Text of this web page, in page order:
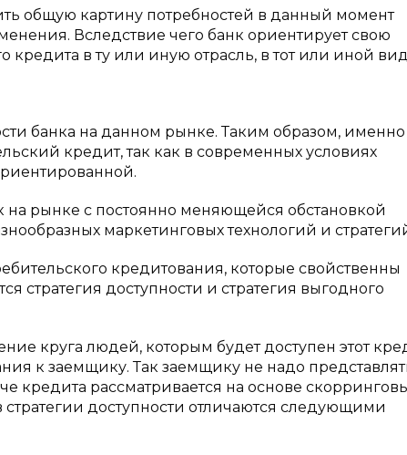
общую картину потребностей в данный момент
Вследствие чего банк ориентирует свою
кредита в ту или иную отрасль, в тот или иной вид
банка на данном рынке. Таким образом, именно
кредит, так как в современных условиях
на рынке с постоянно меняющейся обстановкой
маркетинговых технологий и
кредитования, которые свойственны
стратегия доступности и стратегия выгодного
круга людей, которым будет доступен этот
к заемщику. Так заемщику не надо
рассматривается на основе
доступности отличаются следующими